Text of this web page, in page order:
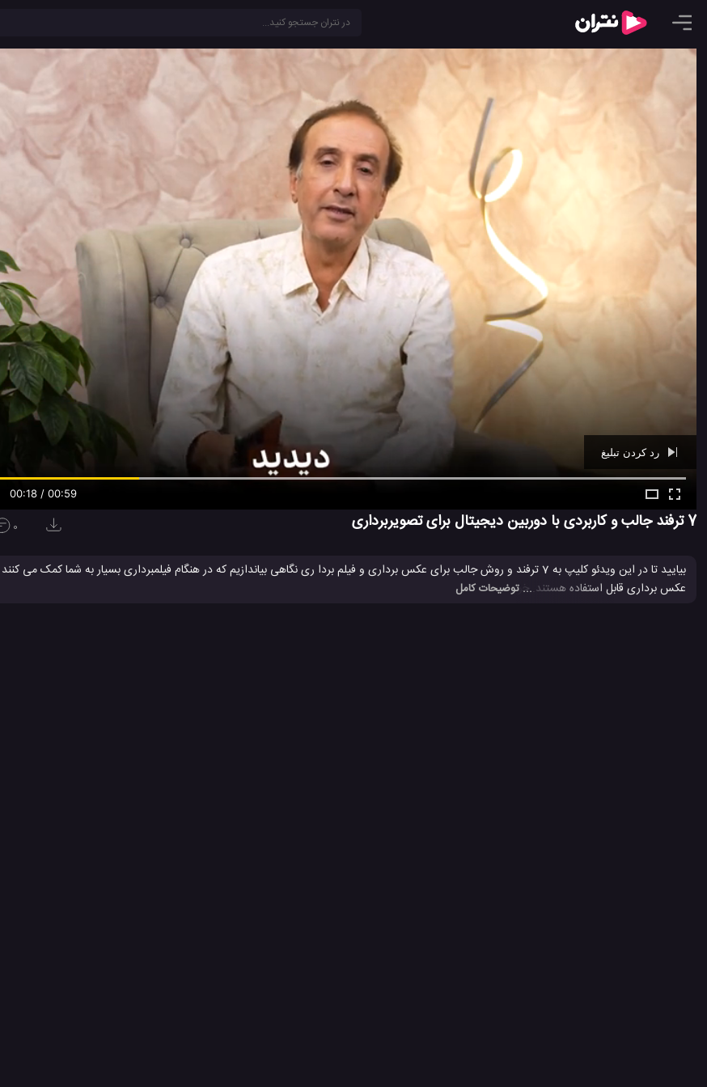
00:19 / 00:59 Ad - 00:40
7 ترفند جالب و کاربردی با دوربین دیجیتال برای تصویربرداری 0
بیایید تا در این ویدئو کلیپ به 7 ترفند و روش جالب برای عکس برداری و فیلم بردا ری نگاهی بیاندازیم که در هنگام فیلمبرداری بسیار به شما کمک می
عکس برداری قابل استفاده هستند. خودتان این ویدئو از 7
... توضیحات کامل